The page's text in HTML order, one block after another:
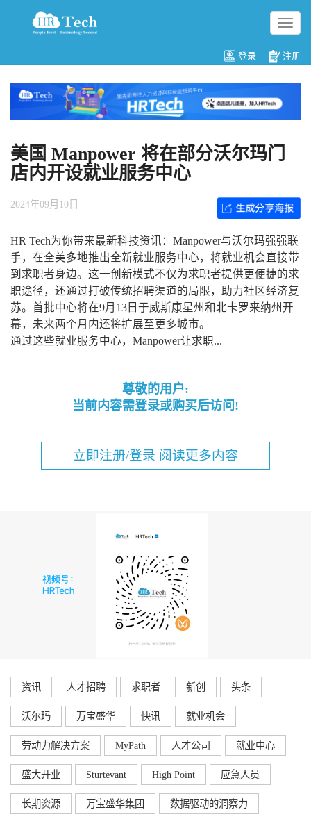
切
换
航
登录 注册
美国 Manpower 将在部分沃尔玛门
店内开设就业服务中心
2024年09月10日
HR Tech为你带来最新科技资讯：Manpower与沃尔玛强强联
手，在全美多地推出全新就业服务中心，将就业机会直接带
到求职者身边。这一创新模式不仅为求职者提供更便捷的求
职途径，还通过打破传统招聘渠道的局限，助力社区经济复
苏。首批中心将在9月13日于威斯康星州和北卡罗来纳州开
幕，未来两个月内还将扩展至更多城市。
通过这些就业服务中心，Manpower让求职...
尊敬的用户:
当前内容需登录或购买后访问!
立即注册/登录 阅读更多内容
资讯 人才招聘 求职者 新创 头条
沃尔玛 万宝盛华 快讯 就业机会
劳动力解决方案 MyPath 人才公司 就业中心
盛大开业 Sturtevant High Point 应急人员
长期资源 万宝盛华集团 数据驱动的洞察力